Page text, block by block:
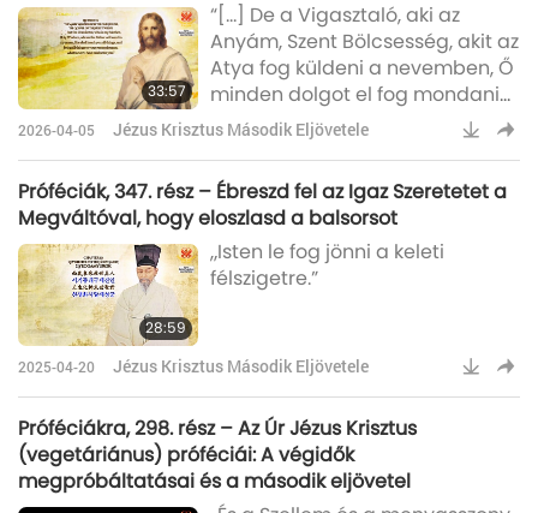
33:57
“[…] De a Vigasztaló, aki az
Anyám, Szent Bölcsesség, akit az
Atya fog küldeni a nevemben, Ő
minden dolgot el fog mondani
nektek, és emlékeztetni fog
mindenre, amit csak mondtam
nektek.” Réges-régen, egy távoli
messzi helyen, Eljött Isten Fia,
hogy felkínálja nekünk
Kegyelmét. Szenvedett értünk a
Gecsemáné-kertben, Majd újra
2026-04-05 Jézus Krisztus Második Eljövetele
Próféciák, 347. rész – Ébreszd fel az Igaz Szeretetet a
Megváltóval, hogy eloszlasd a balsorsot
28:59
„Isten le fog jönni a keleti
félszigetre.”
2025-04-20 Jézus Krisztus Második Eljövetele
Próféciákra, 298. rész – Az Úr Jézus Krisztus
(vegetáriánus) próféciái: A végidők
megpróbáltatásai és a második eljövetel